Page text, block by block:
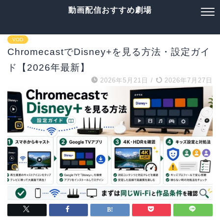
動画配信おすすめ劇場
VOD
ChromecastでDisney+を見る方法・設定ガイ
ド【2026年最新】
2026年5月21日 / 2026年7月27日